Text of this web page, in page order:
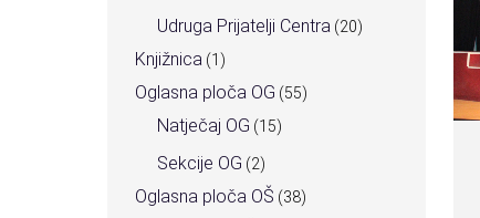
Udruga Prijatelji Centra (20)
Knjižnica (1)
Oglasna ploča OG (55)
Natječaj OG (15)
Sekcije OG (2)
Oglasna ploča OŠ (38)